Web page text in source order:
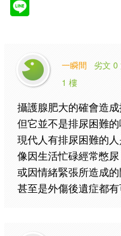
一瞬間 劣文 0
1 樓
攝護腺肥大的確會造
但它並不是排尿困難
現代人有排尿困難的
像因生活忙碌經常憋尿
或因情緒緊張所造成
甚至是外傷後遺症都